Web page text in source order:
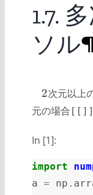
1.7.
ソル
2
2次元以上
元の場合 [[]]
In [1]:
import
a = np .